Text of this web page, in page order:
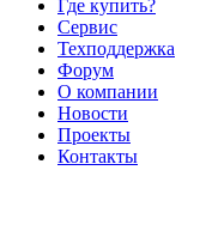
Где купить?
Сервис
Техподдержка
Форум
О компании
Новости
Проекты
Контакты